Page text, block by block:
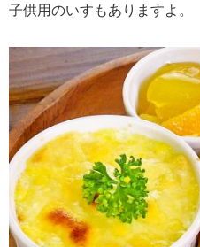
子供用のいすもありますよ。